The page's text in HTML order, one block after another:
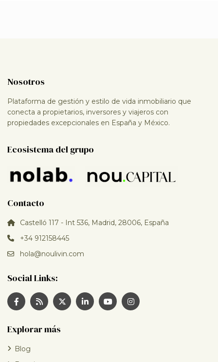
Nosotros
Plataforma de gestión y estilo de vida inmobiliario que
conecta a propietarios, inversores y viajeros con
propiedades excepcionales en España y México.
Ecosistema del grupo
Contacto
Castelló 117 - Int 536, Madrid, 28006, España
+34 912158445
hola@noulivin.com
Social Links:
Explorar más
Blog